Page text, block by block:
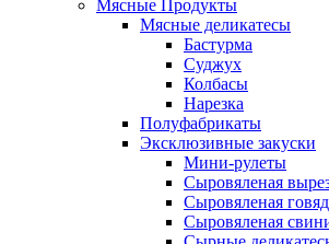
Мясные Продукты
Мясные деликатесы
Бастурма
Суджух
Колбасы
Нарезка
Полуфабрикаты
Эксклюзивные закуски
Мини-рулеты
Сыровяленая
Сыровяленая
Сыровяленая